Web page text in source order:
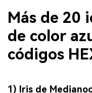
Más de 20
de color
códigos
1) Iris de